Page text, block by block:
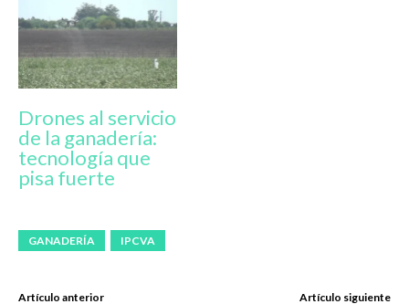
Drones al servicio
de la ganadería:
tecnología que
pisa fuerte
GANADERÍA IPCVA
Artículo anterior Artículo siguiente